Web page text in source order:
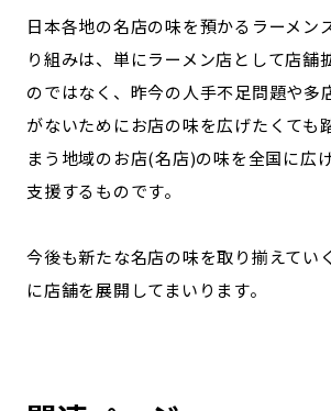
日本各地の名店の味を預かるラーメン
り組みは、単にラーメン店として店舗
のではなく、昨今の人手不足問題や多
がないためにお店の味を広げたくても
まう地域のお店(名店)の味を全国に広
支援するものです。
今後も新たな名店の味を取り揃えてい
に店舗を展開してまいります。